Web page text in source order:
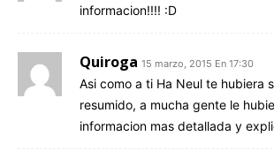
informacion!!!! :D
Quiroga 15 marzo, 2015 En 17:30
Asi como a ti Ha Neul te hubiera
resumido, a mucha gente le
informacion mas detallada y